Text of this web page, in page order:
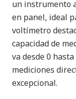
un instrumento
en panel, ideal
voltímetro
capacidad de
va desde 0
mediciones
excepcional.